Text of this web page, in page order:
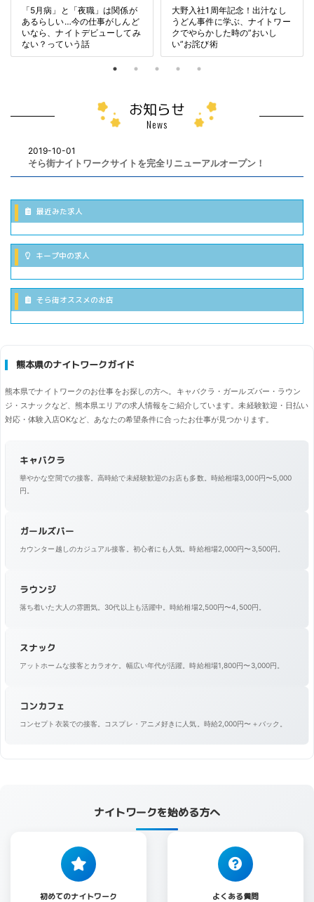
「5月病」と「夜職」は関係が
あるらしい…今の仕事がしんど
いなら、ナイトデビューしてみ
ない？っていう話
大野入社1周年記念！出汁なし
うどん事件に学ぶ、ナイトワー
クでやらかした時の”おいし
い”お詫び術
お知らせ
News
2019-10-01
そら街ナイトワークサイトを完全リニューアルオープン！
最近みた求人
キープ中の求人
そら街オススメのお店
熊本県のナイトワークガイド
熊本県でナイトワークのお仕事をお探しの方へ。キャバクラ・ガールズバー・ラウン
ジ・スナックなど、熊本県エリアの求人情報をご紹介しています。未経験歓迎・日払い
対応・体験入店OKなど、あなたの希望条件に合ったお仕事が見つかります。
キャバクラ
華やかな空間での接客。高時給で未経験歓迎のお店も多数。時給相場3,000円〜5,000
円。
ガールズバー
カウンター越しのカジュアル接客。初心者にも人気。時給相場2,000円〜3,500円。
ラウンジ
落ち着いた大人の雰囲気。30代以上も活躍中。時給相場2,500円〜4,500円。
スナック
アットホームな接客とカラオケ。幅広い年代が活躍。時給相場1,800円〜3,000円。
コンカフェ
コンセプト衣装での接客。コスプレ・アニメ好きに人気。時給2,000円〜＋バック。
ナイトワークを始める方へ
初めてのナイトワーク よくある質問